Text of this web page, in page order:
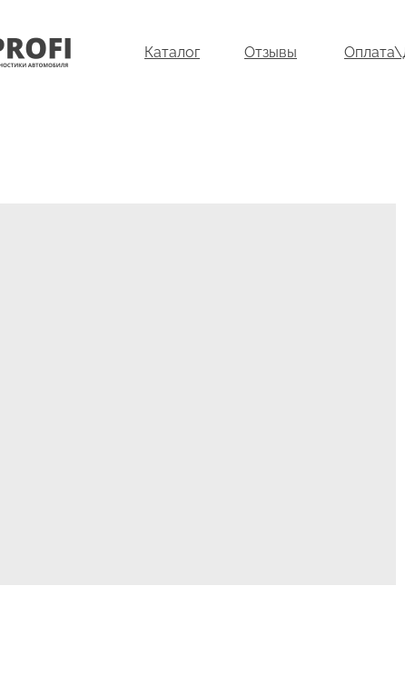
Каталог Отзывы